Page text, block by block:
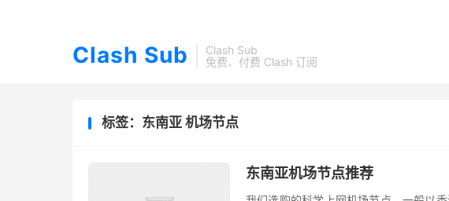
Clash Sub
Clash Sub
免费、付费 Clash 订阅
标签：东南亚 机场节点
东南亚机场节点推荐